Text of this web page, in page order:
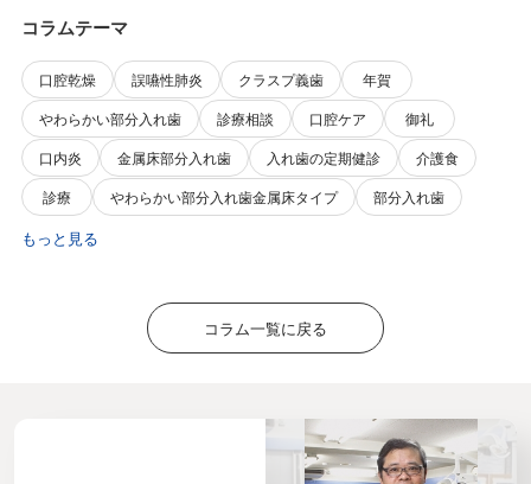
コラムテーマ
口腔乾燥 誤嚥性肺炎 クラスプ義歯
年賀
やわらかい部分入れ歯
診療相談 口腔ケア
御礼
口内炎
金属床部分入れ歯 入れ歯の定期健診
介護食
診療
やわらかい部分入れ歯金属床タイプ 部分入れ歯
もっと見る
コラム一覧に戻る